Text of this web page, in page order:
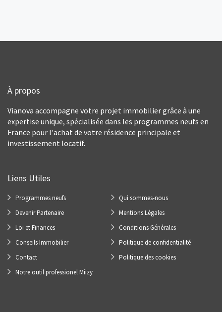
À propos
Vianova accompagne votre projet immobilier grâce à une
expertise unique, spécialisée dans les programmes neufs en
France pour l'achat de votre résidence principale et
investissement locatif.
Liens Utiles
Programmes neufs
Devenir Partenaire
Loi et Finances
Conseils Immobilier
Contact
Notre outil professionel Miizy
Qui sommes-nous
Mentions Légales
Conditions Générales
Politique de confidentialité
Politique des cookies